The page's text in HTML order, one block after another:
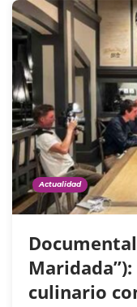
Actualidad
culinario